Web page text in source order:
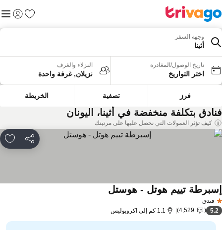
المفضلة
تسجيل
وجهة السفر
أثينا
تاريخ الوصول/المغادرة
اختر التواريخ
النزلاء والغرف
نزيلان, غرفة واحدة
فرز تصفية الخريطة
بتكلفة منخفضة في أثينا، اليونان
كيف تؤثر العمولات التي نحصل عليها على مرتبتك
مشاركة
فندق
تييم هوتل - هوستلمشاهدة الأسعار
5.2
4,529 1.1 كم إلى اكروبوليس